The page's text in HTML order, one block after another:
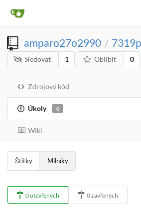
amparo27o2990 /
Sledovat 1 Oblíbit 0
Zdrojový kód
Úkoly 0
Wiki
Štítky Milníky
0 otevřených 0 zavřených